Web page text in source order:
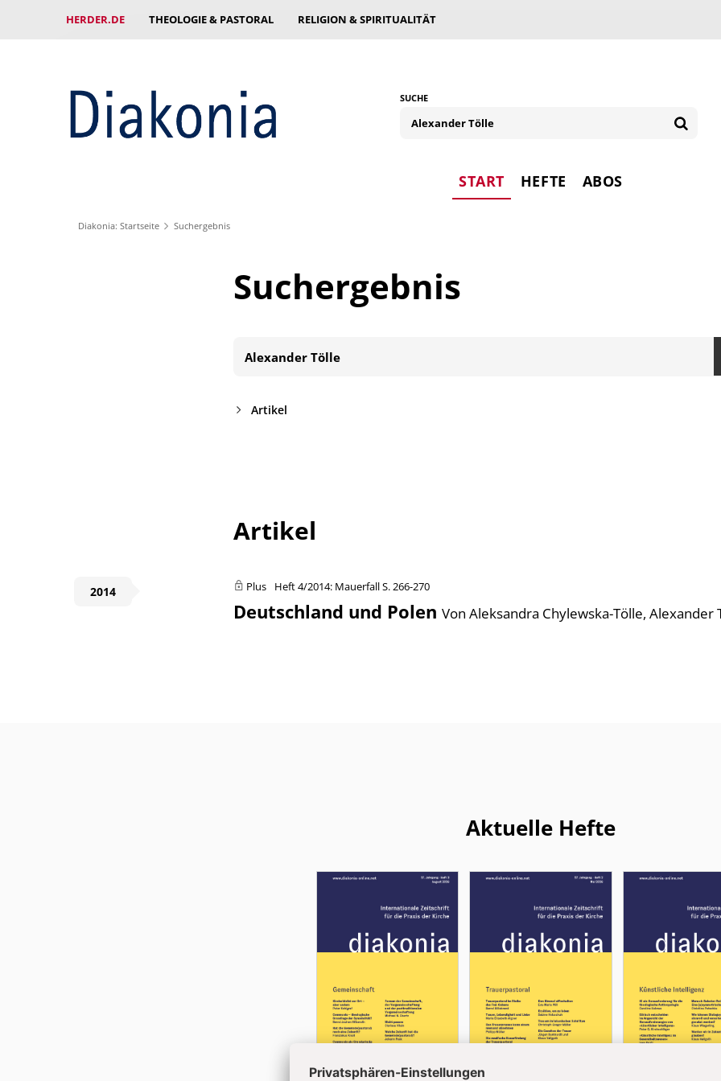
HERDER.DE THEOLOGIE & PASTORAL RELIGION & SPIRITUALITÄT
SUCHE
START HEFTE ABOS
Diakonia: Startseite Suchergebnis
Suchergebnis
Artikel
Artikel
2014 Plus Heft 4/2014: MauerfallS. 266-270
Deutschland und Polen Von Aleksandra Chylewska-Tölle, Alexander
Aktuelle Hefte